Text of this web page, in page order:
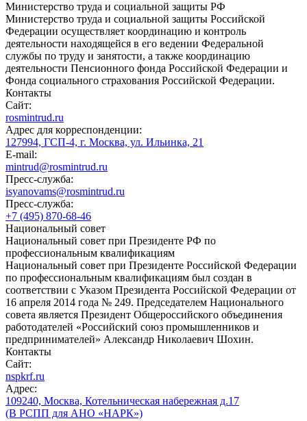
Министерство труда и социальной защиты РФ
Министерство труда и социальной защиты Российской
Федерации осуществляет координацию и контроль
деятельности находящейся в его ведении Федеральной
службы по труду и занятости, а также координацию
деятельности Пенсионного фонда Российской Федерации и
Фонда социального страхования Российской Федерации.
Контакты
Сайт:
rosmintrud.ru
Адрес для корреспонденции:
127994, ГСП-4, г. Москва, ул. Ильинка, 21
E-mail:
mintrud@rosmintrud.ru
Пресс-служба:
isyanovams@rosmintrud.ru
Пресс-служба:
+7 (495) 870-68-46
Национальный совет
Национальный совет при Президенте РФ по
профессиональным квалификациям
Национальный совет при Президенте Российской Федерации
по профессиональным квалификациям был создан в
соответствии с Указом Президента Российской Федерации от
16 апреля 2014 года № 249. Председателем Национального
совета является Президент Общероссийского объединения
работодателей «Российский союз промышленников и
предпринимателей» Александр Николаевич Шохин.
Контакты
Сайт:
nspkrf.ru
Адрес:
109240, Москва, Котельническая набережная д.17
(В РСПП для АНО «НАРК»)